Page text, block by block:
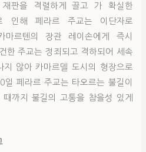
판을 격렬하게 끌고 가 확실한
인해 페라르 주교는 이단자로
르텐의 장관 레이손에게 즉시
한 주교는 정죄되고 격하되어 세속
지 않아 카마르델 도시의 형장으로
페라르 주교는 타오르는 불길이
까지 불길의 고통을 참을성 있게